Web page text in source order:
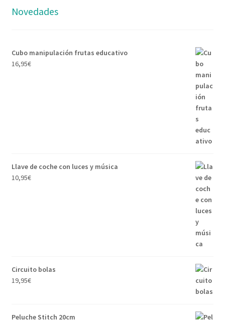
Novedades
Cubo manipulación frutas educativo
16,95€
Llave de coche con luces y música
10,95€
Circuito bolas
19,95€
Peluche Stitch 20cm